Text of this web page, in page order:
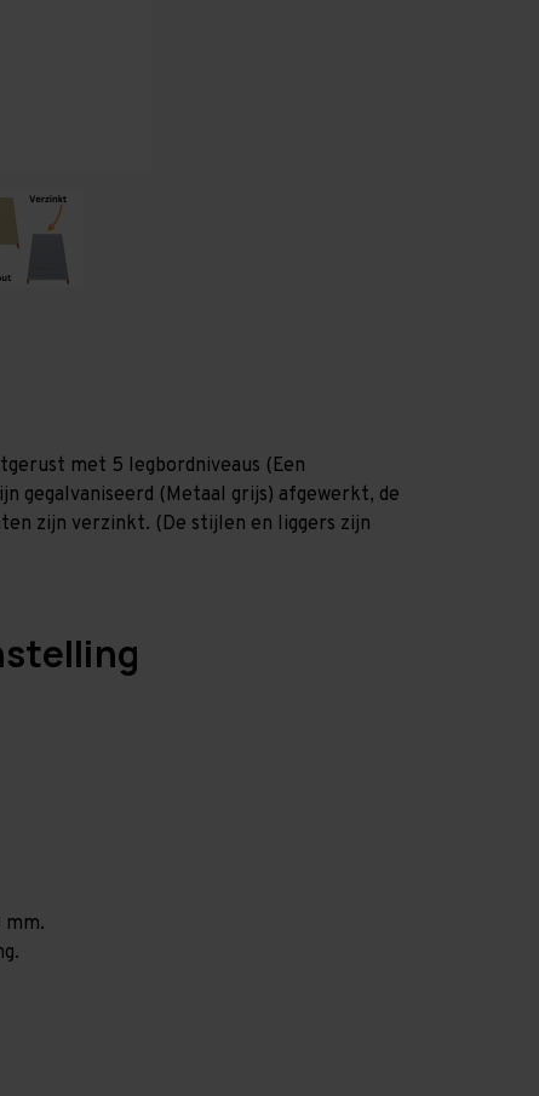
met 5 legbordniveaus (Een
gegalvaniseerd (Metaal grijs) afgewerkt, de
zijn verzinkt. (De stijlen en liggers zijn
mm.